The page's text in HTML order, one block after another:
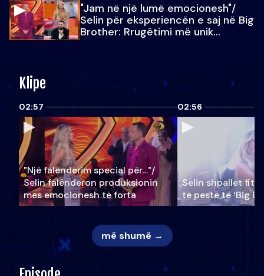
"Jam në një lumë emocionesh"/
Selin për eksperiencën e saj në Big
Brother: Rrugëtimi më unik…
Klipe
02:57
"Një falenderim special për…"/
Selin falënderon produksionin
mes emocionesh të forta
02:56
Selin shpallet
të pestë të ‘Big
më shumë →